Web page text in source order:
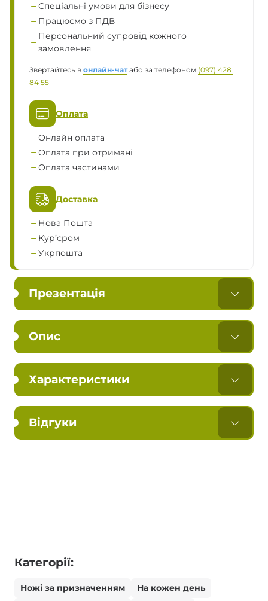
Спеціальні умови для бізнесу
Працюємо з ПДВ
Персональний супровід кожного
замовлення
Звертайтесь в онлайн-чат або за телефоном (097) 428
84 55
Оплата
Онлайн оплата
Оплата при отримані
Оплата частинами
Доставка
Нова Пошта
Кур’єром
Укрпошта
Презентація
Опис
Характеристики
Відгуки
Категорії:
Ножі за призначенням
На кожен день